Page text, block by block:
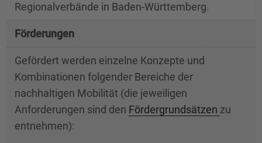
Regionalverbände in Baden-Württemberg.
Förderungen
Gefördert werden einzelne Konzepte und
Kombinationen folgender Bereiche der
nachhaltigen Mobilität (die jeweiligen
Anforderungen sind den Fördergrundsätzen zu
entnehmen):